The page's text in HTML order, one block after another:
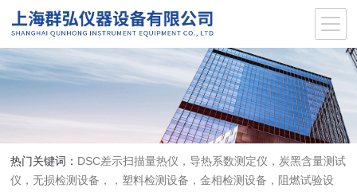
热门关键词： DSC差示扫描量热仪，导热系数测定仪，炭黑含量测试
仪，无损检测设备，，塑料检测设备，金相检测设备，阻燃试验设